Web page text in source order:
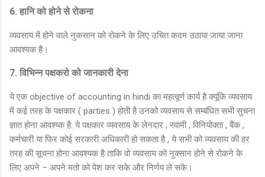
6. हानि को होने से रोकना
व्यवसाय में होने वाले नुकसान को रोकने के लिए उचित कदम उठाया जाया जाना
आवश्यक है।
7. विभिन्न पक्षकरो को जानकारी देना
ये एक objective of accounting in hindi का महत्वूर्ण कार्य है क्यूंकि व्यवसाय
में कई तरह के पक्षकार ( parties ) होती है उनको व्यवसाय से सम्बंधित सभी सुचना
ज्ञात होना आवश्य्क है. ये पक्षकार व्यवसाय के लेनदार , स्वामी , विनियोक्ता , बैंक ,
कर्मचारी या फिर कोई सरकारी अधिकारी हो सकता है , ये सभी को व्यवसाय की हर
तरह की सूचना होना आवश्यक है ताकि वो व्यवसाय को नुक्सान होने से रोकने के
लिए अपने – अपने मतो को पेश कर सके और निर्णय ले सके।